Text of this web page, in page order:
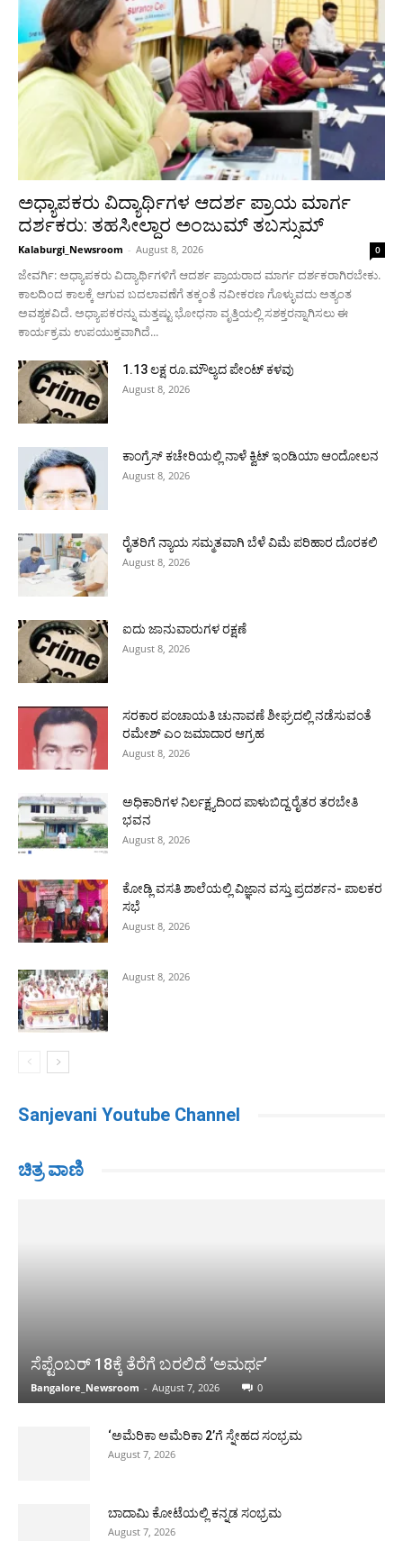
ಅಧ್ಯಾಪಕರು ವಿದ್ಯಾರ್ಥಿಗಳ ಆದರ್ಶ ಪ್ರಾಯ ಮಾರ್ಗ
ದರ್ಶಕರು: ತಹಸೀಲ್ದಾರ ಅಂಜುಮ್ ತಬಸ್ಸುಮ್
Kalaburgi_Newsroom - August 8, 2026 0
ಜೇವರ್ಗಿ: ಅಧ್ಯಾಪಕರು ವಿದ್ಯಾರ್ಥಿಗಳಿಗೆ ಆದರ್ಶ ಪ್ರಾಯರಾದ ಮಾರ್ಗ ದರ್ಶಕರಾಗಿರಬೇಕು.
ಕಾಲದಿಂದ ಕಾಲಕ್ಕೆ ಆಗುವ ಬದಲಾವಣೆಗೆ ತಕ್ಕಂತೆ ನವೀಕರಣ ಗೊಳ್ಳುವದು ಅತ್ಯಂತ
ಅವಶ್ಯಕವಿದೆ. ಅಧ್ಯಾಪಕರನ್ನು ಮತ್ತಷ್ಟು ಭೋಧನಾ ವೃತ್ತಿಯಲ್ಲಿ ಸಶಕ್ತರನ್ನಾಗಿಸಲು ಈ
ಕಾರ್ಯಕ್ರಮ ಉಪಯುಕ್ತವಾಗಿದೆ...
1.13 ಲಕ್ಷ ರೂ.ಮೌಲ್ಯದ ಪೇಂಟ್ ಕಳವು
August 8, 2026
ಕಾಂಗ್ರೆಸ್ ಕಚೇರಿಯಲ್ಲಿ ನಾಳೆ ಕ್ವಿಟ್ ಇಂಡಿಯಾ ಆಂದೋಲನ
August 8, 2026
ರೈತರಿಗೆ ನ್ಯಾಯ ಸಮ್ಮತವಾಗಿ ಬೆಳೆ ವಿಮೆ ಪರಿಹಾರ ದೊರಕಲಿ
August 8, 2026
ಐದು ಜಾನುವಾರುಗಳ ರಕ್ಷಣೆ
August 8, 2026
ಸರಕಾರ ಪಂಚಾಯತಿ ಚುನಾವಣೆ ಶೀಘ್ರದಲ್ಲಿ ನಡೆಸುವಂತೆ
ರಮೇಶ್ ಎಂ ಜಮಾದಾರ ಆಗ್ರಹ
August 8, 2026
ಅಧಿಕಾರಿಗಳ ನಿರ್ಲಕ್ಷ್ಯದಿಂದ ಪಾಳುಬಿದ್ದ ರೈತರ ತರಬೇತಿ
ಭವನ
August 8, 2026
ಕೋಡ್ಲಿ ವಸತಿ ಶಾಲೆಯಲ್ಲಿ ವಿಜ್ಞಾನ ವಸ್ತು ಪ್ರದರ್ಶನ- ಪಾಲಕರ
ಸಭೆ
August 8, 2026
August 8, 2026
Sanjevani Youtube Channel
ಚಿತ್ರ ವಾಣಿ
ಸೆಪ್ಟೆಂಬರ್ 18ಕ್ಕೆ ತೆರೆಗೆ ಬರಲಿದೆ ‘ಅಮರ್ಥ’
Bangalore_Newsroom - August 7, 2026 0
‘ಅಮೆರಿಕಾ ಅಮೆರಿಕಾ 2’ಗೆ ಸ್ನೇಹದ ಸಂಭ್ರಮ
August 7, 2026
ಬಾದಾಮಿ ಕೋಟೆಯಲ್ಲಿ ಕನ್ನಡ ಸಂಭ್ರಮ
August 7, 2026